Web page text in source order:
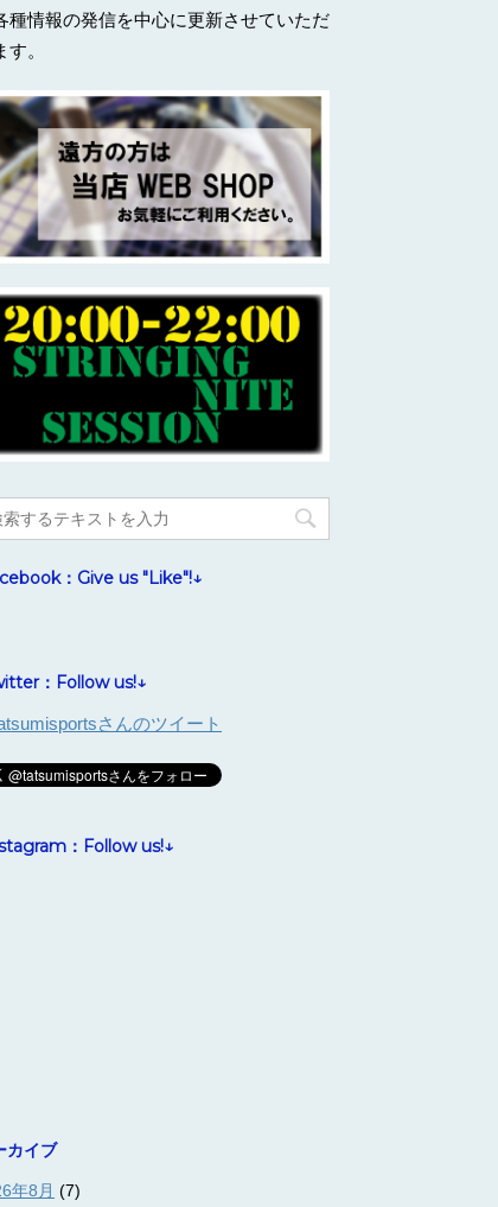
種情報の発信を中心に更新させていただ
す。
：Give us "Like"!↓
：Follow us!↓
さんのツイート
：Follow us!↓
カイブ
年8月 (7)